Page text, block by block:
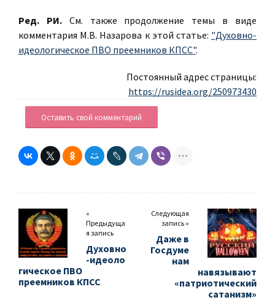
Ред. РИ.См. также продолжение темы в виде
комментария М.В. Назарова к этой статье: "Духовно-
идеологическое ПВО преемников КПСС".
Постоянный адрес страницы:
https://rusidea.org/250973430
Оставить свой комментарий
«
Предыдуща
я запись
Духовно
-идеоло
гическое ПВО
преемников КПСС
Следующая
запись »
Даже в
Госдуме
нам
навязывают
«патриотический
сатанизм»